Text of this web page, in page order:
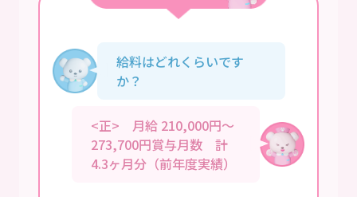
給料はどれくらいです
か？
<正> 月給 210,000円～
273,700円賞与月数 計
4.3ヶ月分（前年度実績）